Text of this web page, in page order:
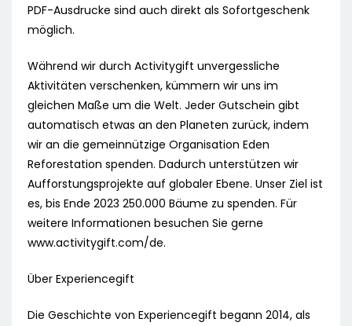
PDF-Ausdrucke sind auch direkt als Sofortgeschenk
möglich.
Während wir durch Activitygift unvergessliche
Aktivitäten verschenken, kümmern wir uns im
gleichen Maße um die Welt. Jeder Gutschein gibt
automatisch etwas an den Planeten zurück, indem
wir an die gemeinnützige Organisation Eden
Reforestation spenden. Dadurch unterstützen wir
Aufforstungsprojekte auf globaler Ebene. Unser Ziel ist
es, bis Ende 2023 250.000 Bäume zu spenden. Für
weitere Informationen besuchen Sie gerne
www.activitygift.com/de.
Über Experiencegift
Die Geschichte von Experiencegift begann 2014, als